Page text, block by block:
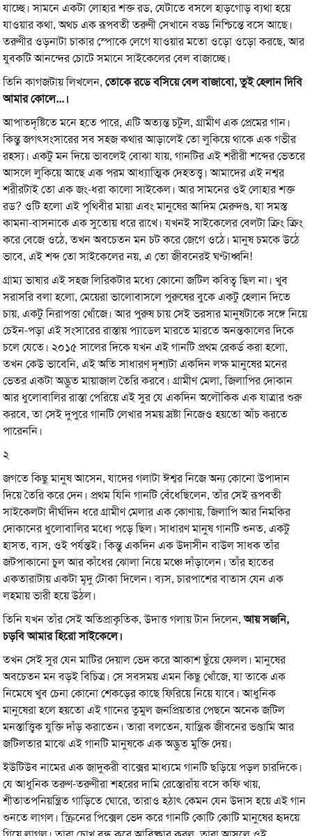
যাচ্ছে। সামনে একটা লোহার শক্ত রড, যেটাতে বসলে হাড়গোড় ব্যথা হয়ে
যাওয়ার কথা, অথচ এক রূপবতী তরুণী সেখানে বড্ড নিশ্চিন্তে বসে আছে।
তরুণীর ওড়নাটা চাকার স্পোকে লেগে যাওয়ার মতো ওড়ো ওড়ো করছে, আর
যুবকটি আনন্দের চোটে সমানে সাইকেলের বেল বাজাচ্ছে।
তিনি কাগজটায় লিখলেন,তোকে রডে বসিয়ে বেল বাজাবো, তুই হেলান দিবি
আমার কোলে...।
আপাতদৃষ্টিতে মনে হতে পারে, এটি অত্যন্ত চটুল, গ্রামীণ এক প্রেমের গান।
কিন্তু জগৎসংসারের সব সহজ কথার আড়ালেই তো লুকিয়ে থাকে এক গভীর
রহস্য। একটু মন দিয়ে ভাবলেই বোঝা যায়, গানটির এই শরীরী শব্দের ভেতরে
আসলে লুকিয়ে আছে এক পরম আধ্যাত্মিক দেহতত্ত্ব। আমাদের এই নশ্বর
শরীরটাই তো এক জং-ধরা কালো সাইকেল। আর সামনের ওই লোহার শক্ত
রড? ওটি হলো এই পৃথিবীর মায়া এবং মানুষের আদিম মেরুদণ্ড, যা সমস্ত
কামনা-বাসনাকে এক সুতোয় ধরে রাখে। যখনই সাইকেলের বেলটা ক্রিং ক্রিং
করে বেজে ওঠে, তখন অবচেতন মন চট করে জেগে ওঠে। মানুষ চমকে উঠে
ভাবে, এই শব্দ তো সাইকেলের নয়, এ তো জীবনেরই ঘণ্টাধ্বনি!
গ্রাম্য ভাষার এই সহজ লিরিকটার মধ্যে কোনো জটিল কবিত্ব ছিল না। খুব
সরাসরি বলা হলো, মেয়েরা ভালোবাসলে পুরুষের বুকে একটু হেলান দিতে
চায়, একটু নিরাপত্তা খোঁজে। আর পুরুষ চায় সেই ভরসার মানুষটাকে সঙ্গে নিয়ে
চেইন-পড়া এই সংসারের রাস্তায় প্যাডেল মারতে মারতে অনন্তকালের দিকে
চলে যেতে। ২০১৫ সালের দিকে যখন এই গানটি প্রথম রেকর্ড করা হলো,
তখন কেউ ভাবেনি, এই অতি সাধারণ দৃশ্যটা একদিন লক্ষ মানুষের মনের
ভেতর একটা অদ্ভুত মায়াজাল তৈরি করবে। গ্রামীণ মেলা, জিলাপির দোকান
আর ধুলোবালির রাস্তা পেরিয়ে এই সুর যে একদিন অলৌকিক এক যাত্রার শুরু
করবে, তা সেই দুপুরে গানটি লেখার সময় স্রষ্টা নিজেও হয়তো আঁচ করতে
পারেননি।
২
জগতে কিছু মানুষ আসেন, যাদের গলাটা ঈশ্বর নিজে অন্য কোনো উপাদান
দিয়ে তৈরি করে দেন। প্রথম যিনি গানটি বেঁধেছিলেন, তাঁর সেই রূপবতী
সাইকেলটা দীর্ঘদিন ধরে গ্রামীণ মেলার এক কোণায়, জিলাপি আর নিমকির
দোকানের ধুলোবালির মধ্যে পড়ে ছিল। সাধারণ মানুষ গানটি শুনত, একটু
হাসত, ব্যস, ওই পর্যন্তই। কিন্তু একদিন এক উদাসীন বাউল সাধক তাঁর
জটপাকানো চুল আর কাঁধের ঝোলা নিয়ে মঞ্চে দাঁড়ালেন। তাঁর হাতের
একতারাটায় একটা মৃদু টোকা দিলেন। ব্যস, চারপাশের বাতাস যেন এক
লহমায় ভারী হয়ে উঠল।
তিনি যখন তাঁর সেই অতিপ্রাকৃতিক, উদাত্ত গলায় টান দিলেন,আয় সজনি,
চড়বি আমার হিরো সাইকেলে।
তখন সেই সুর যেন মাটির দেয়াল ভেদ করে আকাশ ছুঁয়ে ফেলল। মানুষের
অবচেতন মন বড়ই বিচিত্র। সে সবসময় এমন কিছু খোঁজে, যা তাকে এক
নিমেষে খুব চেনা কোনো শেকড়ের কাছে ফিরিয়ে নিয়ে যাবে। আধুনিক
মানুষেরা হলে হয়তো এই গানের তুমুল জনপ্রিয়তার পেছনে অনেক জটিল
মনস্তাত্ত্বিক যুক্তি দাঁড় করাতেন। তারা বলতেন, যান্ত্রিক জীবনের ভণ্ডামি আর
জটিলতার মাঝে এই গানটি মানুষকে এক অদ্ভুত মুক্তি দেয়।
ইউটিউব নামের এক জাদুকরী বাক্সের মাধ্যমে গানটি ছড়িয়ে পড়ল চারদিকে।
যে আধুনিক তরুণ-তরুণীরা শহরের দামি রেস্তোরাঁয় বসে কফি খায়,
শীতাতপনিয়ন্ত্রিত গাড়িতে ঘোরে, তারাও হঠাৎ কেমন যেন উদাস হয়ে এই গান
শুনতে লাগল। স্ক্রিনের পিক্সেল ভেদ করে গানটি কোটি কোটি মানুষের হৃদয়ে